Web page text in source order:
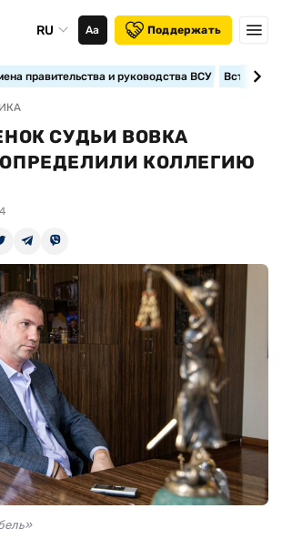
RU Аа Поддержать
правительства и руководства ВСУ
СУДЬИ ВОВКА
КОЛЛЕГИЮ